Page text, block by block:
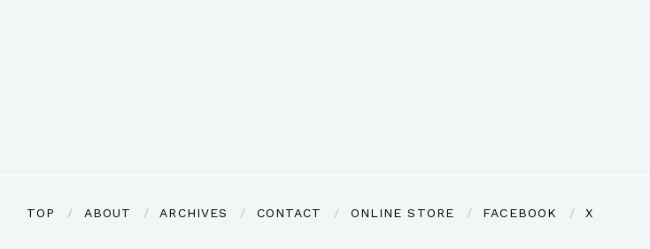
TOP ABOUT ARCHIVES CONTACT ONLINE STORE FACEBOOK X